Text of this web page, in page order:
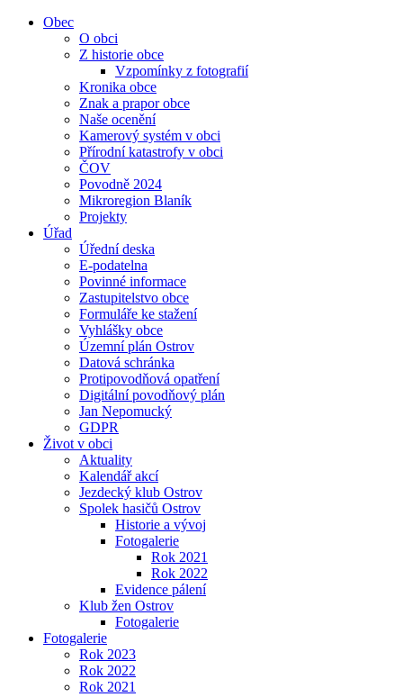
Obec
O obci
Z historie obce
Vzpomínky z fotografií
Kronika obce
Znak a prapor obce
Naše ocenění
Kamerový systém v obci
Přírodní katastrofy v obci
ČOV
Povodně 2024
Mikroregion Blaník
Projekty
Úřad
Úřední deska
E-podatelna
Povinné informace
Zastupitelstvo obce
Formuláře ke stažení
Vyhlášky obce
Územní plán Ostrov
Datová schránka
Protipovodňová opatření
Digitální povodňový plán
Jan Nepomucký
GDPR
Život v obci
Aktuality
Kalendář akcí
Jezdecký klub Ostrov
Spolek hasičů Ostrov
Historie a vývoj
Fotogalerie
Rok 2021
Rok 2022
Evidence pálení
Klub žen Ostrov
Fotogalerie
Fotogalerie
Rok 2023
Rok 2022
Rok 2021